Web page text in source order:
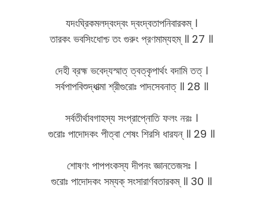
যদংঘ্রিকমলদ্বংদ্বং দ্বংদ্বতাপনিবারকম্ ।
তারকং ভবসিংধোশ্চ তং গুরুং প্রণমাম্যহম্ ॥ 27 ॥
দেহী ব্রহ্ম ভবেদ্যস্মাত্ ত্বত্কৃপার্থং বদামি তত্ ।
সর্বপাপবিশুদ্ধাত্মা শ্রীগুরোঃ পাদসেবনাত্ ॥ 28 ॥
সর্বতীর্থাবগাহস্য সংপ্রাপ্নোতি ফলং নরঃ ।
গুরোঃ পাদোদকং পীত্বা শেষং শিরসি ধারযন্ ॥ 29 ॥
শোষণং পাপপংকস্য দীপনং জ্ঞানতেজসঃ ।
গুরোঃ পাদোদকং সম্যক্ সংসারার্ণবতারকম্ ॥ 30 ॥